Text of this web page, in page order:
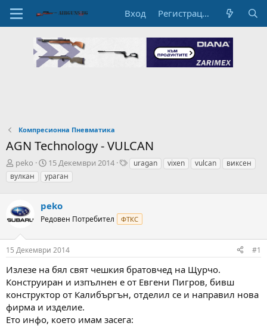
Вход Регистрация
Компресионна Пневматика
AGN Technology - VULCAN
А
в
т
р
н
т
е
м
а
т
а
peko
Н
а
ч
л
н
а
Д
а
т
а
15 Декември 2014
Turagan vixen vulcan
виксен
вулкан
ураган
peko
Редовен Потребител ФТКС
15 Декември 2014 #1
Излезе на бял свят чешкия братовчед на Щурчо.
Конструиран и изпълнен е от Евгени Пигров, бивш
конструктор от Калибъргън, отделил се и направил нова
фирма и изделие.
Ето инфо, което имам засега: